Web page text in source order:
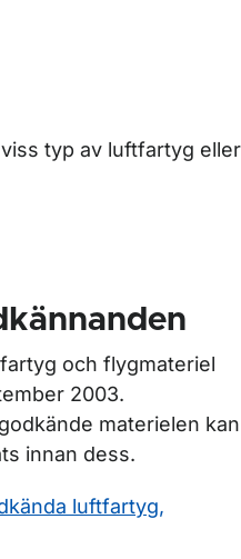
typ av luftfartyg eller
och flygmateriel
2003.
materielen kan
innan dess.
luftfartyg,